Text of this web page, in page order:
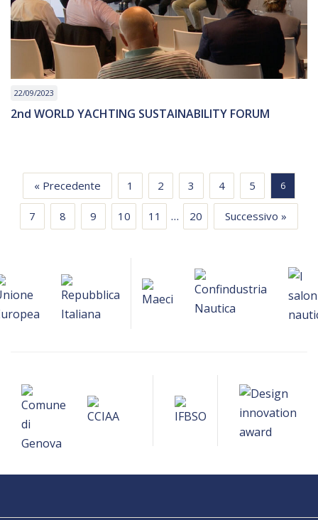
22/09/2023
2nd WORLD YACHTING SUSTAINABILITY FORUM
« Precedente 1 2 3 4 5 6
7 8 9 10 11 … 20 Successivo »